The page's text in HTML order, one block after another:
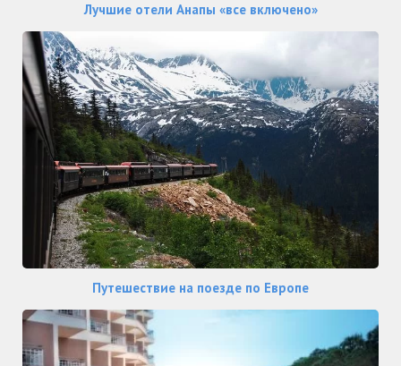
Лучшие отели Анапы «все включено»
Путешествие на поезде по Европе